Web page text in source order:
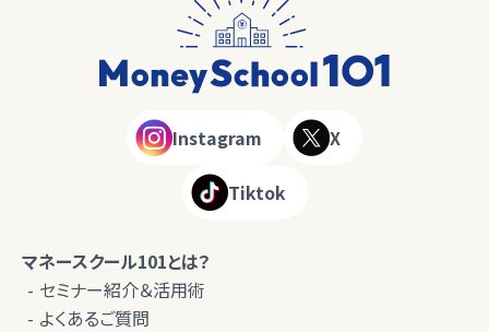
Instagram X
Tiktok
マネースクール101とは？
セミナー紹介＆活用術
よくあるご質問